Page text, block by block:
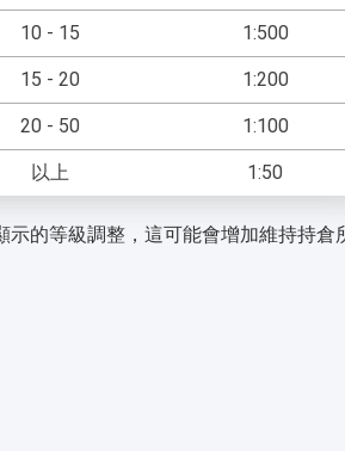
10 - 15 1:500
15 - 20 1:200
20 - 50 1:100
以上 1:50
的等級調整，這可能會增加維持持